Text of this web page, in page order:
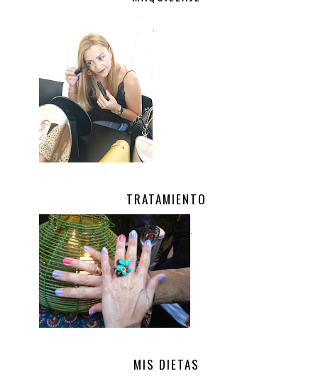
.
TRATAMIENTO
.
MIS DIETAS